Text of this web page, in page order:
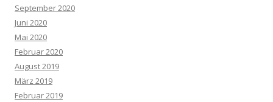
September 2020
Juni 2020
Mai 2020
Februar 2020
August 2019
März 2019
Februar 2019